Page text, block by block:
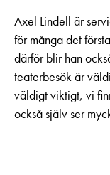
Axel Lindell är
för många det
därför blir han
teaterbesök är
väldigt viktigt, vi
också själv ser